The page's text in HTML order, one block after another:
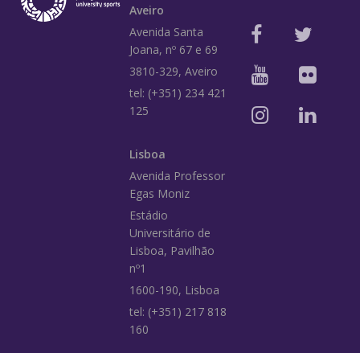
Aveiro
Avenida Santa
Joana, nº 67 e 69
3810-329, Aveiro
tel: (+351) 234 421
125
Lisboa
Avenida Professor
Egas Moniz
Estádio
Universitário de
Lisboa, Pavilhão
nº1
1600-190, Lisboa
tel: (+351) 217 818
160